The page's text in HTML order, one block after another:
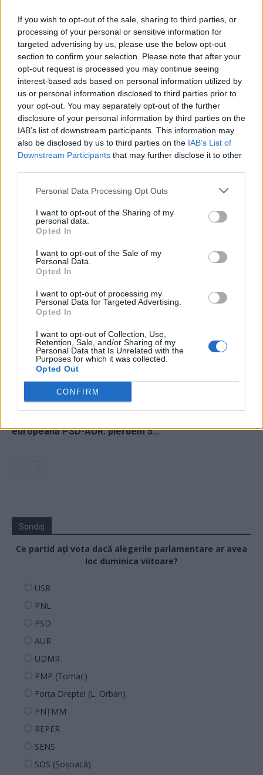
If you wish to opt-out of the sale, sharing to third parties, or
processing of your personal or sensitive information for
targeted advertising by us, please use the below opt-out
section to confirm your selection. Please note that after your
opt-out request is processed you may continue seeing
interest-based ads based on personal information utilized by
us or personal information disclosed to third parties prior to
your opt-out. You may separately opt-out of the further
disclosure of your personal information by third parties on the
IAB’s list of downstream participants. This information may
also be disclosed by us to third parties on the IAB’s List of
Downstream Participants that may further disclose it to other
Personal Data Processing Opt Outs
I want to opt-out of the Sharing of my
personal data.
Opted In
I want to opt-out of the Sale of my
Personal Data.
Opted In
I want to opt-out of processing my
Personal Data for Targeted Advertising.
Opted In
I want to opt-out of Collection, Use,
Retention, Sale, and/or Sharing of my
Personal Data that Is Unrelated with the
Purposes for which it was collected.
Opted Out
CONFIRM
Redacţia - vineri, 29 septembrie 2023
Încă o atrocitate: coaliția PSD-PNL l-a
reinstalat pe deputatul-șaorma șef la...
Redacţia - miercuri, 1 decembrie 2021
Deputații-șaormari Solomon și Stativă au
pierdut procesele în care contestau
amenzile...
Redacţia - marți, 20 aprilie 2021
ad
Ziaristii.com!
Comisia Europeană, după ororile comise de
PSD-AUR: ”Vom analiza cu atenție...
Să vă amintesc cine e Voineag
europeană PSD-AUR: pierdem 5...
Sondaj
Ce partid ați vota dacă alegerile parlamentare ar avea
loc duminica viitoare?
USR
PNL
PSD
AUR
UDMR
PMP (Tomac)
Forța Dreptei (L. Orban)
PNȚMM
REPER
SENS
SOS (Șoșoacă)